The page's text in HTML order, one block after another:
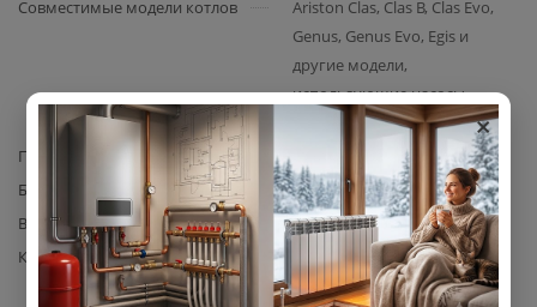
Совместимые модели котлов
Ariston Clas, Clas B, Clas Evo,
Genus, Genus Evo, Egis и
другие модели,
использующие насосы
60000876, 60001584, 60000591
Производитель
Базовая единица
шт
Вес с упаковкой
1,45
Комплектация
Насос Wilo INTNFSL 12/6 HE-1
– 1 шт.
×